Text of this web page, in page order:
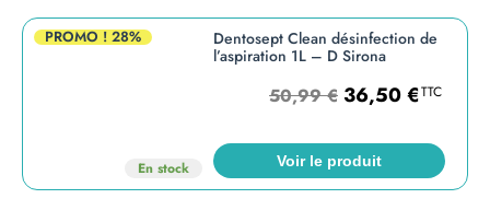
PROMO !28%
En stock
Dentosept Clean désinfection de
l’aspiration 1L – D Sirona
50,99€ 36,50€TTC
Voir le produit